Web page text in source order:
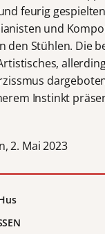
feurig
und
den Stühlen. Die
Instinkt
2. Mai 2023